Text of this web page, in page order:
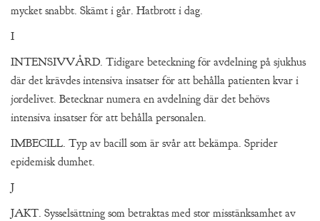
mycket snabbt. Skämt i går. Hatbrott i dag.
I
INTENSIVVÅRD. Tidigare beteckning för avdelning på sjukhus
där det krävdes intensiva insatser för att behålla patienten kvar i
jordelivet. Betecknar numera en avdelning där det behövs
intensiva insatser för att behålla personalen.
IMBECILL. Typ av bacill som är svår att bekämpa. Sprider
epidemisk dumhet.
J
JAKT. Sysselsättning som betraktas med stor misstänksamhet av